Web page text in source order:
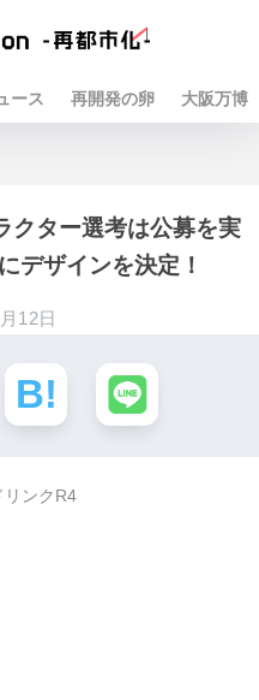
ース 再開発の卵 大阪万博
クター選考は公募を実
デザインを決定！
12日
リンクR4